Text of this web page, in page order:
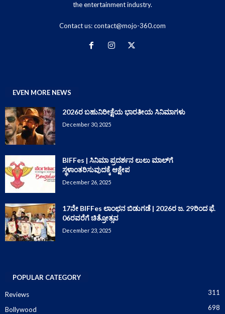
the entertainment industry.
Contact us:contact@mojo-360.com
EVEN MORE NEWS
2026ರ ಬಹುನಿರೀಕ್ಷೆಯ ಭಾರತೀಯ ಸಿನಿಮಾಗಳು
December 30, 2025
BIFFes | ಸಿನಿಮಾ ಪ್ರದರ್ಶನ ಲುಲು ಮಾಲ್‌ಗೆ
ಸ್ಥಳಾಂತರಿಸುವುದಕ್ಕೆ ಆಕ್ಷೇಪ
December 26, 2025
17ನೇ BIFFes ಲಾಂಛನ ಬಿಡುಗಡೆ | 2026ರ ಜ. 29ರಿಂದ ಫೆ.
06ರವರೆಗೆ ಚಿತ್ರೋತ್ಸವ
December 23, 2025
POPULAR CATEGORY
Reviews 311
Bollywood 698